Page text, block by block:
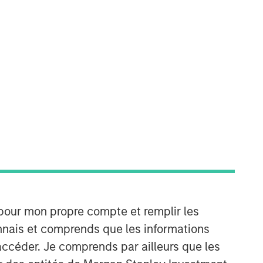
mon propre compte et remplir les
et comprends que les informations
Je comprends par ailleurs que les